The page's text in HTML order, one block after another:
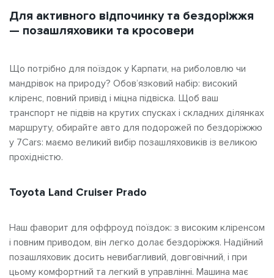
Для активного відпочинку та бездоріжжя
— позашляховики та кросовери
Що потрібно для поїздок у Карпати, на риболовлю чи
мандрівок на природу? Обов’язковий набір: високий
кліренс, повний привід і міцна підвіска. Щоб ваш
транспорт не підвів на крутих спусках і складних ділянках
маршруту, обирайте авто для подорожей по бездоріжжю
у 7Cars: маємо великий вибір позашляховиків із великою
прохідністю.
Toyota Land Cruiser Prado
Наш фаворит для оффроуд поїздок: з високим кліренсом
і повним приводом, він легко долає бездоріжжя. Надійний
позашляховик досить невибагливий, довговічний, і при
цьому комфортний та легкий в управлінні. Машина має